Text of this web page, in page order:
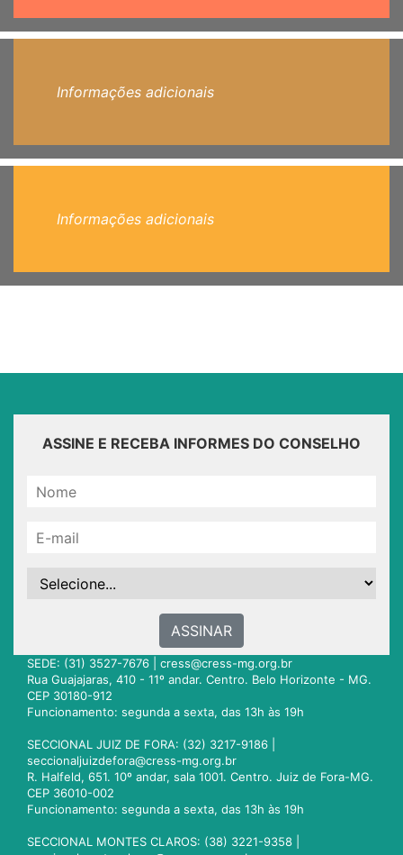
Informações adicionais
Informações adicionais
ASSINE E RECEBA INFORMES DO CONSELHO
ASSINAR
SEDE: (31) 3527-7676 | cress@cress-mg.org.br
Rua Guajajaras, 410 - 11º andar. Centro. Belo Horizonte - MG.
CEP 30180-912
Funcionamento: segunda a sexta, das 13h às 19h
SECCIONAL JUIZ DE FORA: (32) 3217-9186 |
seccionaljuizdefora@cress-mg.org.br
R. Halfeld, 651. 10º andar, sala 1001. Centro. Juiz de Fora-MG.
CEP 36010-002
Funcionamento: segunda a sexta, das 13h às 19h
SECCIONAL MONTES CLAROS: (38) 3221-9358 |